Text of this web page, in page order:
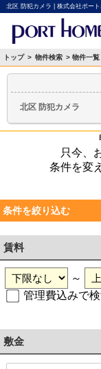
北区 防犯カメラ | 株式会社ポー
トップ > 物件検索 > 物件一覧
北区 防犯カメラ
只今、
条件を変
条件を絞り込む
賃料
～
管理費込みで
敷金